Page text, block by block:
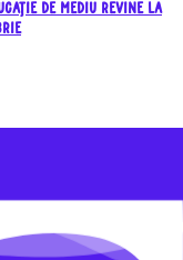
de Mediu revine la